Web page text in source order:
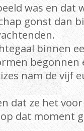
was en dat
gonst dan
binnen
begonnen
nam de vijf
dat ze het
dat moment